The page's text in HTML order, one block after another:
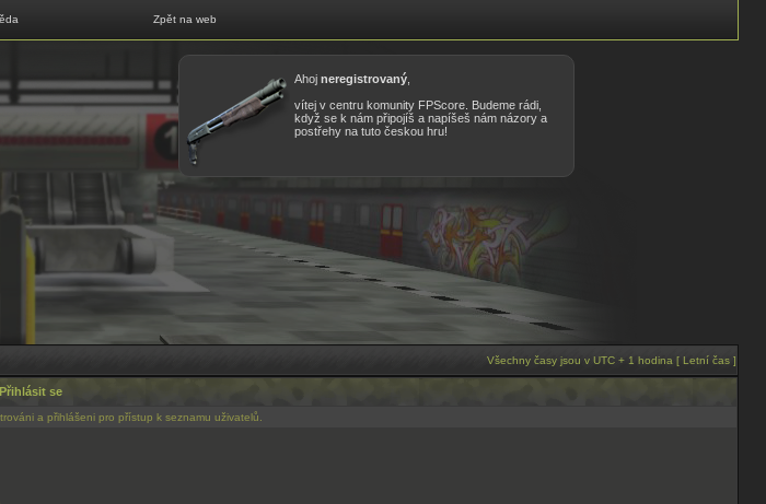
Zpět na web
Ahoj neregistrovaný
vítej v centru komunity FPScore. Budeme rádi,
když se k nám připojíš a napíšeš nám názory a
postřehy na tuto českou hru!
Všechny časy jsou v UTC + 1 hodina [ Letní čas ]
Přihlásit se
a přihlášeni pro přístup k seznamu uživatelů.